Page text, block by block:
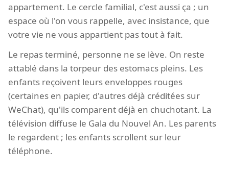
appartement. Le cercle familial, c'est aussi ça ; un
espace où l'on vous rappelle, avec insistance, que
votre vie ne vous appartient pas tout à fait.
Le repas terminé, personne ne se lève. On reste
attablé dans la torpeur des estomacs pleins. Les
enfants reçoivent leurs enveloppes rouges
(certaines en papier, d'autres déjà créditées sur
WeChat), qu'ils comparent déjà en chuchotant. La
télévision diffuse le Gala du Nouvel An. Les parents
le regardent ; les enfants scrollent sur leur
téléphone.